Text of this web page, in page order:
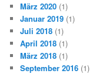
März 2020 (1)
Januar 2019 (1)
Juli 2018 (1)
April 2018 (1)
März 2018 (1)
September 2016 (1)